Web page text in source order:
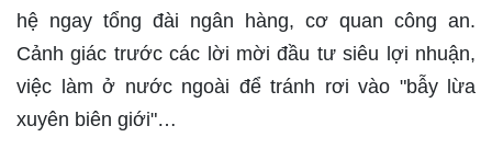
hệ ngay tổng đài ngân hàng, cơ quan công an.
Cảnh giác trước các lời mời đầu tư siêu lợi nhuận,
việc làm ở nước ngoài để tránh rơi vào "bẫy lừa
xuyên biên giới"…